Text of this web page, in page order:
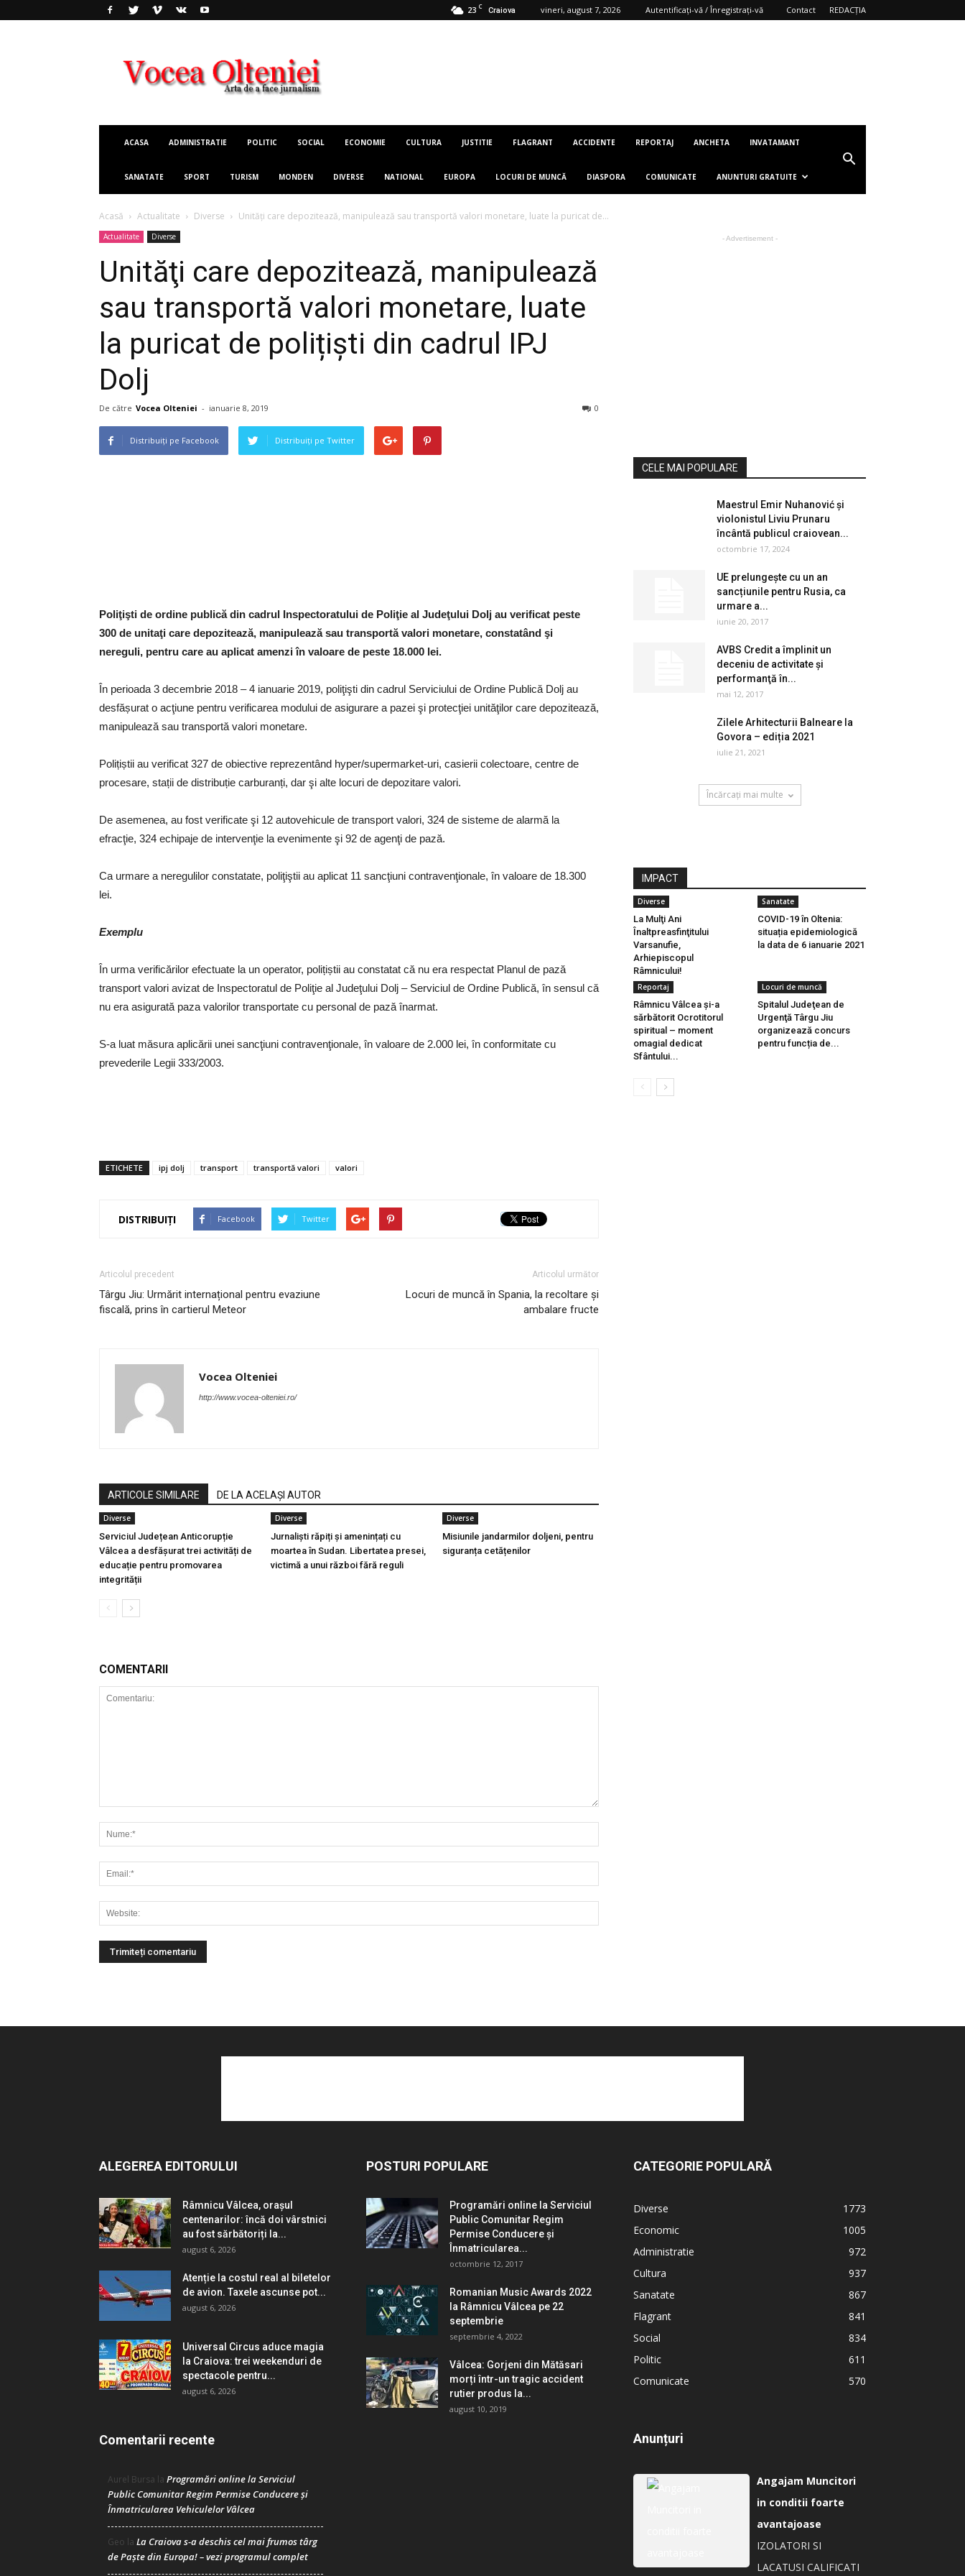
23 C Craiova vineri, august 7, 2026 Autentificați-vă / Înregistrați-vă Contact REDACȚIA
Olteniei
ACASA ADMINISTRATIE POLITIC SOCIAL ECONOMIE CULTURA JUSTITIE FLAGRANT ACCIDENTE REPORTAJ ANCHETA INVATAMANT
SANATATE SPORT TURISM MONDEN DIVERSE NATIONAL EUROPA LOCURI DE MUNCĂ DIASPORA COMUNICATE ANUNTURI GRATUITE
Acasă Actualitate Diverse Unităţi care depozitează, manipulează sau transportă valori monetare, luate la puricat de...
Actualitate Diverse
Unităţi care depozitează, manipulează
sau transportă valori monetare, luate
la puricat de polițiști din cadrul IPJ
Dolj
De către Vocea Olteniei - ianuarie 8, 2019 0
Distribuiți pe Facebook Distribuiți pe Twitter
Poliţişti de ordine publică din cadrul Inspectoratului de Poliţie al Judeţului Dolj au verificat peste
300 de unitaţi care depozitează, manipulează sau transportă valori monetare, constatând şi
nereguli, pentru care au aplicat amenzi în valoare de peste 18.000 lei.
În perioada 3 decembrie 2018 – 4 ianuarie 2019, poliţişti din cadrul Serviciului de Ordine Publică Dolj au
desfășurat o acţiune pentru verificarea modului de asigurare a pazei şi protecţiei unităţilor care depozitează,
manipulează sau transportă valori monetare.
Polițiștii au verificat 327 de obiective reprezentând hyper/supermarket-uri, casierii colectoare, centre de
procesare, stații de distribuție carburanți, dar şi alte locuri de depozitare valori.
De asemenea, au fost verificate şi 12 autovehicule de transport valori, 324 de sisteme de alarmă la
efracţie, 324 echipaje de intervenţie la evenimente şi 92 de agenţi de pază.
Ca urmare a neregulilor constatate, poliţiştii au aplicat 11 sancţiuni contravenţionale, în valoare de 18.300
lei.
Exemplu
În urma verificărilor efectuate la un operator, polițiștii au constatat că nu era respectat Planul de pază
transport valori avizat de Inspectoratul de Poliţie al Judeţului Dolj – Serviciul de Ordine Publică, în sensul că
nu era asigurată paza valorilor transportate cu personal de pază înarmat.
S-a luat măsura aplicării unei sancţiuni contravenţionale, în valoare de 2.000 lei, în conformitate cu
prevederile Legii 333/2003.
ETICHETE ipj dolj transport transportă valori valori
DISTRIBUIȚI Facebook Twitter
Articolul precedent
Târgu Jiu: Urmărit internațional pentru evaziune
fiscală, prins în cartierul Meteor
Articolul următor
Locuri de muncă în Spania, la recoltare și
ambalare fructe
Vocea Olteniei
http://www.vocea-olteniei.ro/
ARTICOLE SIMILARE DE LA ACELAȘI AUTOR
Diverse
Serviciul Județean Anticorupție
Vâlcea a desfășurat trei activități de
educație pentru promovarea
integrității
Diverse
Jurnaliști răpiți și amenințați cu
moartea în Sudan. Libertatea presei,
victimă a unui război fără reguli
Diverse
Misiunile jandarmilor doljeni, pentru
siguranța cetățenilor
COMENTARII
- Advertisement -
CELE MAI POPULARE
Maestrul Emir Nuhanović și
violonistul Liviu Prunaru
încântă publicul craiovean...
octombrie 17, 2024
UE prelungește cu un an
sancțiunile pentru Rusia, ca
urmare a...
iunie 20, 2017
AVBS Credit a împlinit un
deceniu de activitate şi
performanţă în...
mai 12, 2017
Zilele Arhitecturii Balneare la
Govora – ediția 2021
iulie 21, 2021
Încărcați mai multe
IMPACT
Diverse
La Mulţi Ani
Înaltpreasfinţitului
Varsanufie,
Arhiepiscopul
Râmnicului!
Sanatate
COVID-19 în Oltenia:
situația epidemiologică
la data de 6 ianuarie 2021
Reportaj
Râmnicu Vâlcea și-a
sărbătorit Ocrotitorul
spiritual – moment
omagial dedicat
Sfântului...
Locuri de muncă
Spitalul Judeţean de
Urgenţă Târgu Jiu
organizează concurs
pentru funcția de...
ALEGEREA EDITORULUI
Râmnicu Vâlcea, orașul
centenarilor: încă doi vârstnici
au fost sărbătoriți la...
august 6, 2026
Atenție la costul real al biletelor
de avion. Taxele ascunse pot...
august 6, 2026
Universal Circus aduce magia
la Craiova: trei weekenduri de
spectacole pentru...
august 6, 2026
Comentarii recente
Aurel Bursa la Programări online la Serviciul
Public Comunitar Regim Permise Conducere şi
Înmatricularea Vehiculelor Vâlcea
Geo la La Craiova s-a deschis cel mai frumos târg
de Paște din Europa! – vezi programul complet
POSTURI POPULARE
Programări online la Serviciul
Public Comunitar Regim
Permise Conducere şi
Înmatricularea...
octombrie 12, 2017
Romanian Music Awards 2022
la Râmnicu Vâlcea pe 22
septembrie
septembrie 4, 2022
Vâlcea: Gorjeni din Mătăsari
morți într-un tragic accident
rutier produs la...
august 10, 2019
CATEGORIE POPULARĂ
Diverse
1773
Economic
1005
Administratie
972
Cultura
937
Sanatate
867
Flagrant
841
Social
834
Politic
611
Comunicate
570
Anunțuri
Angajam Muncitori
in conditii foarte
avantajoase
IZOLATORI SI
LACATUSI CALIFICATI